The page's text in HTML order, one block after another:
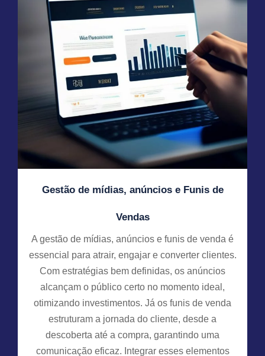
Gestão de mídias, anúncios e Funis de
Vendas
A gestão de mídias, anúncios e funis de venda é
essencial para atrair, engajar e converter clientes.
Com estratégias bem definidas, os anúncios
alcançam o público certo no momento ideal,
otimizando investimentos. Já os funis de venda
estruturam a jornada do cliente, desde a
descoberta até a compra, garantindo uma
comunicação eficaz. Integrar esses elementos